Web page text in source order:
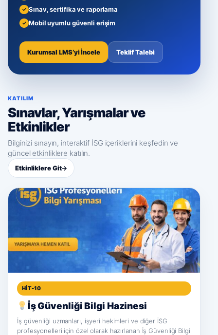
Sınav, sertifika ve raporlama
Mobil uyumlu güvenli erişim
Kurumsal LMS’yi İncele Teklif Talebi
KATILIM
Sınavlar, Yarışmalar ve
Etkinlikler
Bilginizi sınayın, interaktif İSG içeriklerini keşfedin ve
güncel etkinliklere katılın.
Etkinliklere Git→
HIT-10
İş Güvenliği Bilgi Hazinesi
İş güvenliği uzmanları, işyeri hekimleri ve diğer İSG
profesyonelleri için özel olarak hazırlanan İş Güvenliği Bilgi